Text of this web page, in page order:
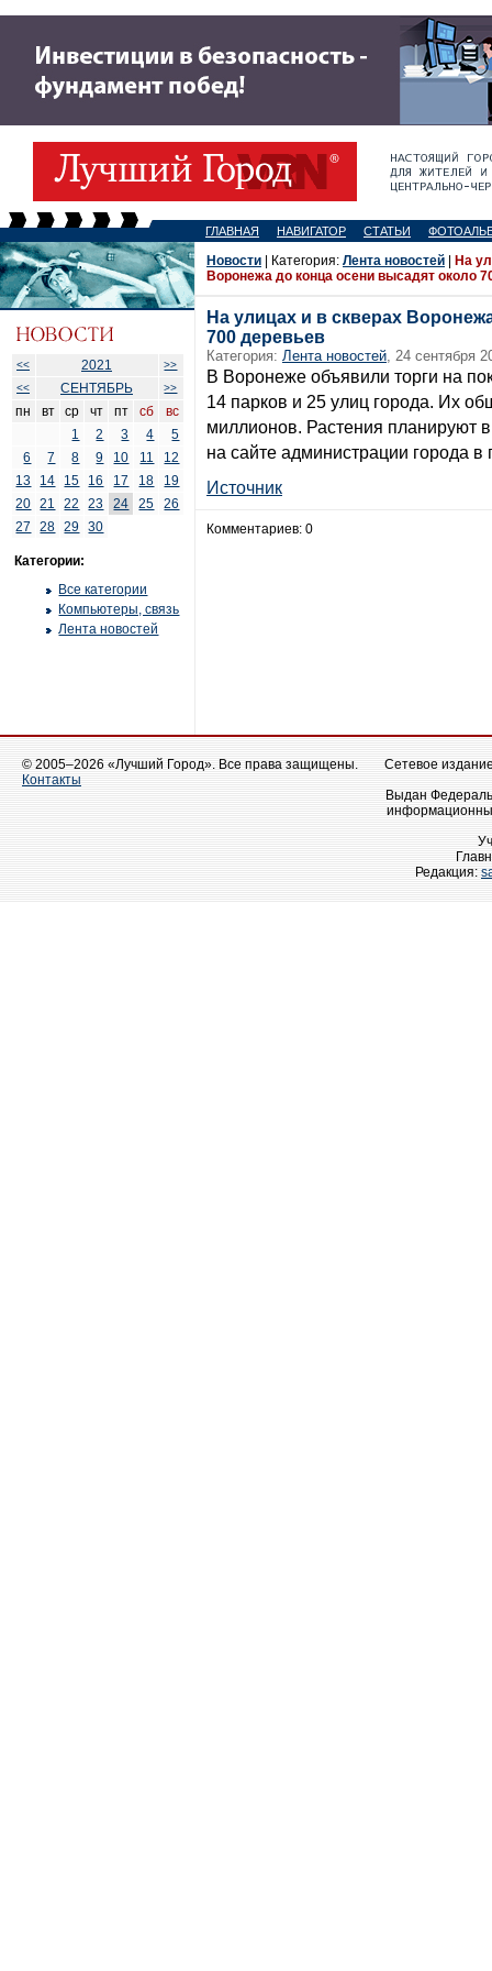
ГЛАВНАЯ НАВИГАТОР СТАТЬИ
<< 2021
>>
<<
СЕНТЯБРЬ >>
пн вт ср чт пт сб
вс
1
2 3 4
5
6
7 8 9 10 11
12
13
14 15 16 17 18
19
20
21 22 23 24 25
26
27
28 29 30
Категории:
Все категории
Компьютеры, связь
Лента новостей
Новости | Категория: Лента новостей
На
Воронежа до конца осени высадят около
На улицах и в скверах
700 деревьев
Категория: Лента новостей, 24 сентября
В Воронеже объявили торги на
14 парков и 25 улиц города. Их
миллионов. Растения планируют
на сайте администрации города в
Источник
Комментариев: 0
© 2005–2026 «Лучший Город». Все права защищены.
Контакты
Сетевое
Выдан
Редакция: